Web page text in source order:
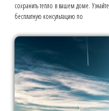
сохранить тепло в вашем доме.
бесплатную консультацию по